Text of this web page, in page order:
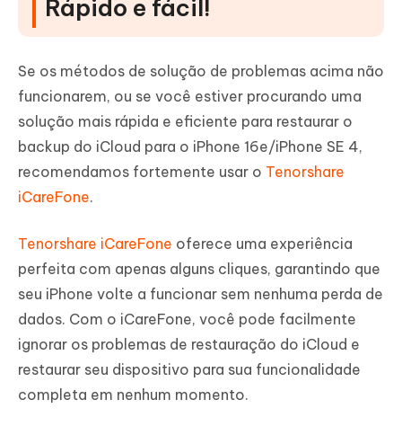
Rápido e fácil!
Se os métodos de solução de problemas acima não
funcionarem, ou se você estiver procurando uma
solução mais rápida e eficiente para restaurar o
backup do iCloud para o iPhone 16e/iPhone SE 4,
recomendamos fortemente usar o Tenorshare
iCareFone.
Tenorshare iCareFone oferece uma experiência
perfeita com apenas alguns cliques, garantindo que
seu iPhone volte a funcionar sem nenhuma perda de
dados. Com o iCareFone, você pode facilmente
ignorar os problemas de restauração do iCloud e
restaurar seu dispositivo para sua funcionalidade
completa em nenhum momento.